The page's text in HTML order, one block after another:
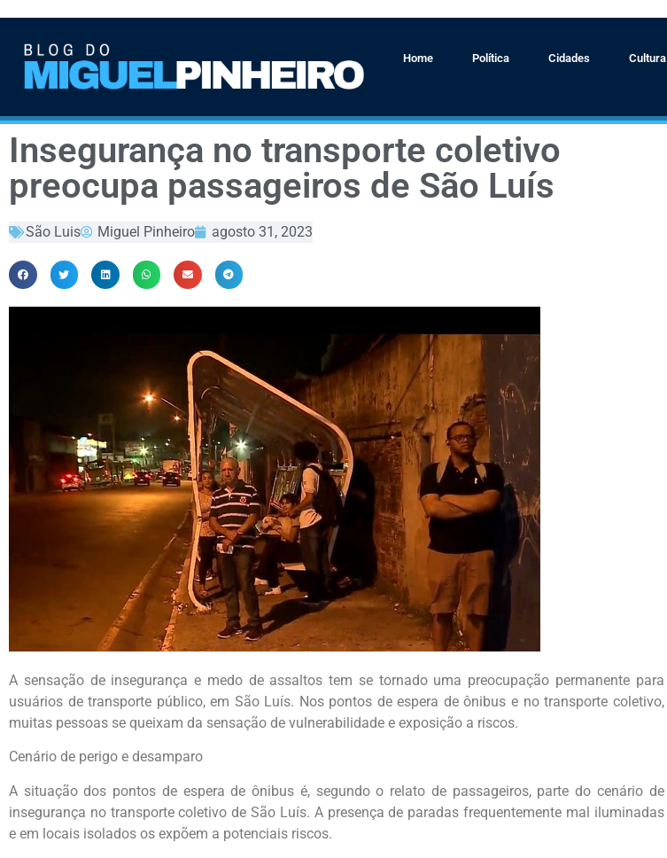
Home Política Cidades Cultura
Insegurança no transporte coletivo
preocupa passageiros de São Luís
São Luis Miguel Pinheiro agosto 31, 2023
A sensação de insegurança e medo de assaltos tem se tornado uma preocupação permanente para
usuários de transporte público, em São Luís. Nos pontos de espera de ônibus e no transporte coletivo,
muitas pessoas se queixam da sensação de vulnerabilidade e exposição a riscos.
Cenário de perigo e desamparo
A situação dos pontos de espera de ônibus é, segundo o relato de passageiros, parte do cenário de
insegurança no transporte coletivo de São Luís. A presença de paradas frequentemente mal iluminadas
e em locais isolados os expõem a potenciais riscos.